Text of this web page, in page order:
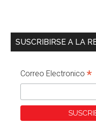
SUSCRIBIRSE A LA
Correo Electronico*